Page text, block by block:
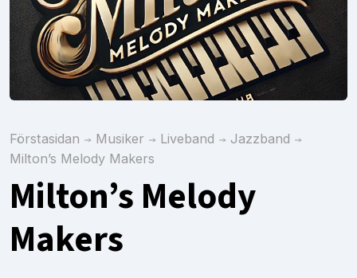
Förstasidan Musiker Liveband
Jazzband
Milton’s Melody Makers
Milton’s Melody
Makers